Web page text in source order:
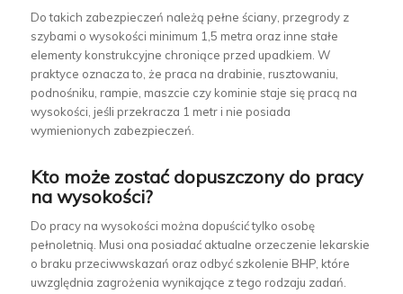
Do takich zabezpieczeń należą pełne ściany, przegrody z
szybami o wysokości minimum 1,5 metra oraz inne stałe
elementy konstrukcyjne chroniące przed upadkiem. W
praktyce oznacza to, że praca na drabinie, rusztowaniu,
podnośniku, rampie, maszcie czy kominie staje się pracą na
wysokości, jeśli przekracza 1 metr i nie posiada
wymienionych zabezpieczeń.
Kto może zostać dopuszczony do pracy
na wysokości?
Do pracy na wysokości można dopuścić tylko osobę
pełnoletnią. Musi ona posiadać aktualne orzeczenie lekarskie
o braku przeciwwskazań oraz odbyć szkolenie BHP, które
uwzględnia zagrożenia wynikające z tego rodzaju zadań.